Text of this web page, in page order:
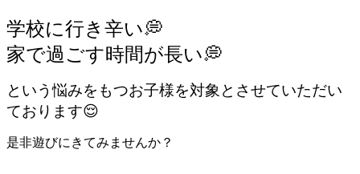
学校に行き辛い💭
家で過ごす時間が長い💭
という悩みをもつお子様を対象とさせていただい
ております😌
是非遊びにきてみませんか？